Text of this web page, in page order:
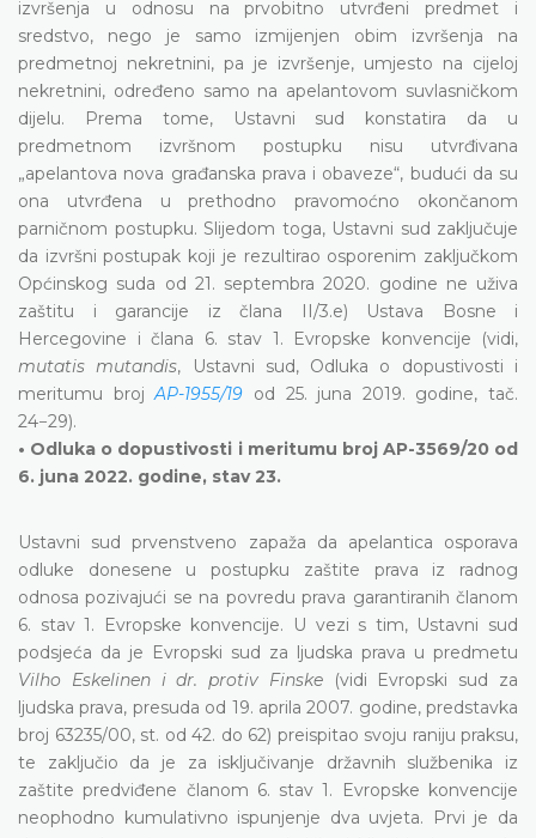
izvršenja u odnosu na prvobitno utvrđeni predmet i
sredstvo, nego je samo izmijenjen obim izvršenja na
predmetnoj nekretnini, pa je izvršenje, umjesto na cijeloj
nekretnini, određeno samo na apelantovom suvlasničkom
dijelu. Prema tome, Ustavni sud konstatira da u
predmetnom izvršnom postupku nisu utvrđivana
„apelantova nova građanska prava i obaveze“, budući da su
ona utvrđena u prethodno pravomoćno okončanom
parničnom postupku. Slijedom toga, Ustavni sud zaključuje
da izvršni postupak koji je rezultirao osporenim zaključkom
Općinskog suda od 21. septembra 2020. godine ne uživa
zaštitu i garancije iz člana II/3.e) Ustava Bosne i
Hercegovine i člana 6. stav 1. Evropske konvencije (vidi,
mutatis mutandis, Ustavni sud, Odluka o dopustivosti i
meritumu brojAP-1955/19 od 25. juna 2019. godine, tač.
24−29).
• Odluka o dopustivosti i meritumu broj AP-3569/20 od
6. juna 2022. godine, stav 23.
Ustavni sud prvenstveno zapaža da apelantica osporava
odluke donesene u postupku zaštite prava iz radnog
odnosa pozivajući se na povredu prava garantiranih članom
6. stav 1. Evropske konvencije. U vezi s tim, Ustavni sud
podsjeća da je Evropski sud za ljudska prava u predmetu
Vilho Eskelinen i dr. protiv Finske(vidi Evropski sud za
ljudska prava, presuda od 19. aprila 2007. godine, predstavka
broj 63235/00, st. od 42. do 62) preispitao svoju raniju praksu,
te zaključio da je za isključivanje državnih službenika iz
zaštite predviđene članom 6. stav 1. Evropske konvencije
neophodno kumulativno ispunjenje dva uvjeta. Prvi je da